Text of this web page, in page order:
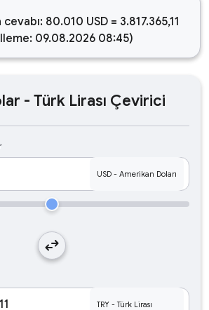
cevabı: 80.010 USD = 3.817.365,11
09.08.2026 08:45)
- Türk Lirası Çevirici
swap_horiz